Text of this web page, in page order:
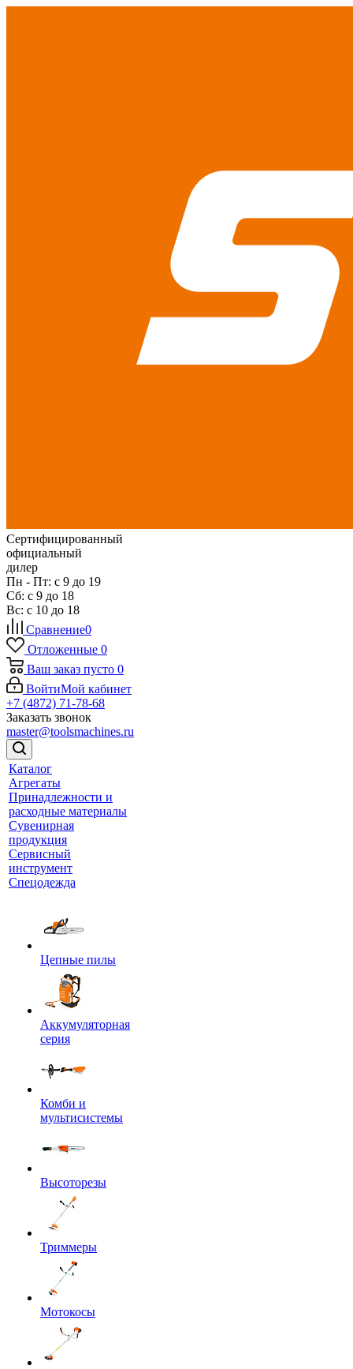
Сертифицированный
официальный
дилер
Пн - Пт: с 9 до 19
Сб: с 9 до 18
Вс: с 10 до 18
Сравнение0
Отложенные 0
Ваш заказ пусто 0
ВойтиМой кабинет
+7 (4872) 71-78-68
Заказать звонок
master@toolsmachines.ru
Каталог
Агрегаты
Принадлежности и
расходные материалы
Сувенирная
продукция
Сервисный
инструмент
Спецодежда
Цепные пилы
Аккумуляторная
серия
Комби и
мультисистемы
Высоторезы
Триммеры
Мотокосы